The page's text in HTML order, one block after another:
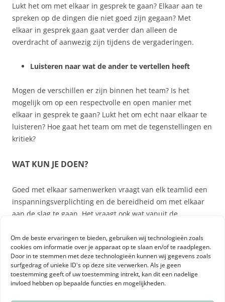
Om de beste ervaringen te bieden, gebruiken wij technologieën zoals
cookies om informatie over je apparaat op te slaan en/of te raadplegen.
Door in te stemmen met deze technologieën kunnen wij gegevens zoals
surfgedrag of unieke ID's op deze site verwerken. Als je geen
toestemming geeft of uw toestemming intrekt, kan dit een nadelige
invloed hebben op bepaalde functies en mogelijkheden.
Lukt het om met elkaar in gesprek te gaan? Elkaar aan te
spreken op de dingen die niet goed zijn gegaan? Met
elkaar in gesprek gaan gaat verder dan alleen de
overdracht of aanwezig zijn tijdens de vergaderingen.
Luisteren naar wat de ander te vertellen heeft
Mogen de verschillen er zijn binnen het team? Is het
mogelijk om op een respectvolle en open manier met
elkaar in gesprek te gaan? Lukt het om echt naar elkaar te
luisteren? Hoe gaat het team om met de tegenstellingen en
kritiek?
WAT KUN JE DOEN?
Goed met elkaar samenwerken vraagt van elk teamlid een
inspanningsverplichting en de bereidheid om met elkaar
aan de slag te gaan. Het vraagt ook wat vanuit de
Het loont om op tijd actie te ondernemen als je merkt dat
de samenwerking binnen je team niet goed verloopt. Ga
daarom met je teamleden in gesprek. Kijk of het lukt om
samen te ontdekken waar het mogelijkerwijs mis gaat en